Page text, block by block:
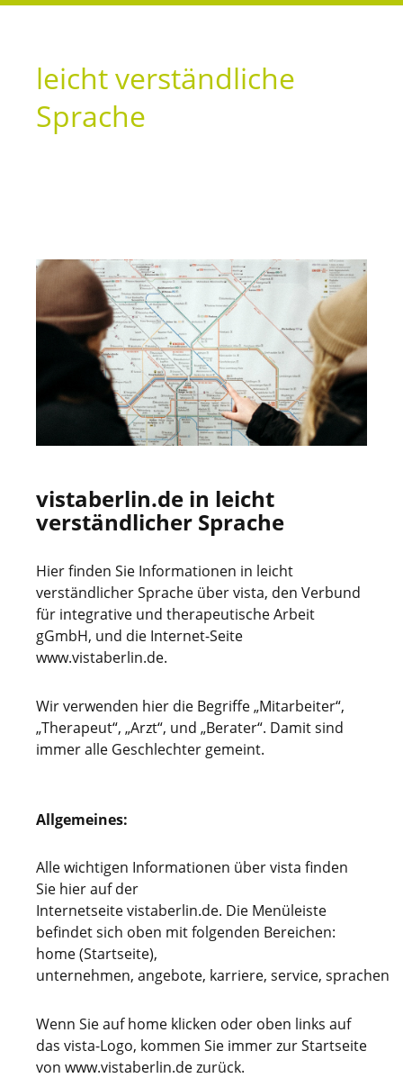
leicht verständliche
Sprache
vistaberlin.de in leicht
verständlicher Sprache
Hier finden Sie Informationen in leicht
verständlicher Sprache über vista, den Verbund
für integrative und therapeutische Arbeit
gGmbH, und die Internet-Seite
www.vistaberlin.de.
Wir verwenden hier die Begriffe „Mitarbeiter“,
„Therapeut“, „Arzt“, und „Berater“. Damit sind
immer alle Geschlechter gemeint.
Allgemeines:
Alle wichtigen Informationen über vista finden
Sie hier auf der
Internetseite vistaberlin.de. Die Menüleiste
befindet sich oben mit folgenden Bereichen:
home (Startseite),
unternehmen, angebote, karriere, service, sprachen
Wenn Sie auf home klicken oder oben links auf
das vista-Logo, kommen Sie immer zur Startseite
von www.vistaberlin.de zurück.